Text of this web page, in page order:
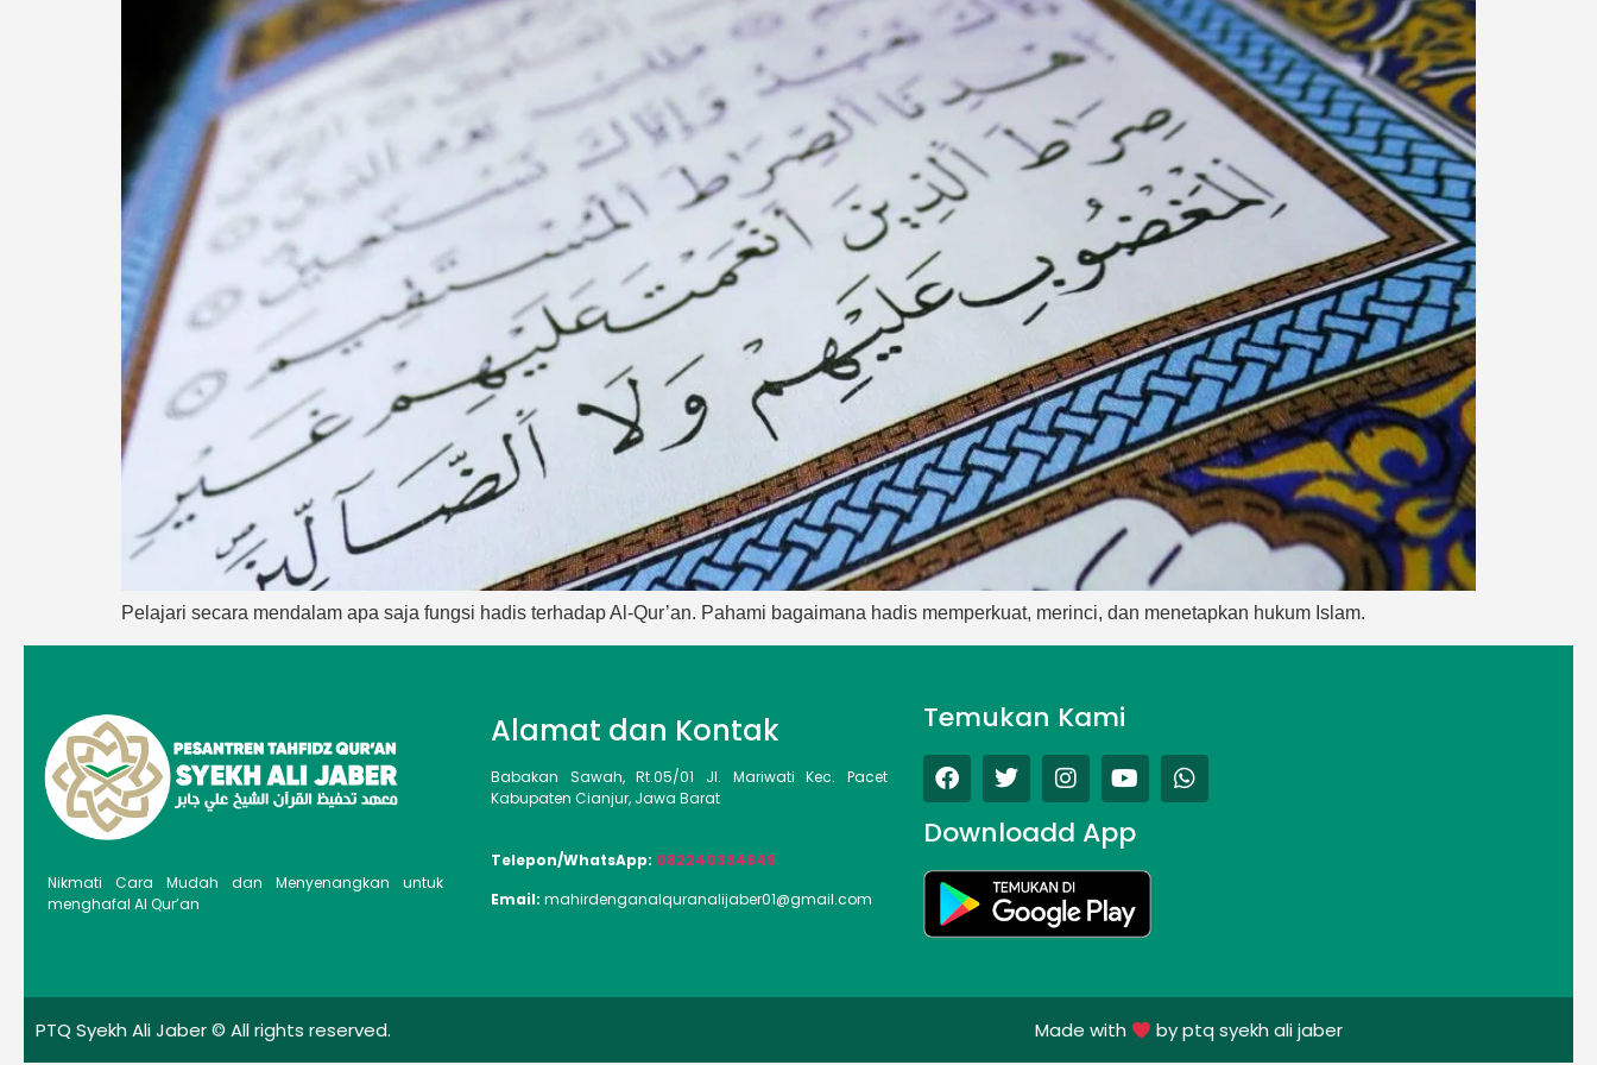
Pelajari secara mendalam apa saja fungsi hadis terhadap Al-Qur’an. Pahami bagaimana hadis memperkuat, merinci, dan menetapkan hukum Islam.
Nikmati Cara Mudah dan Menyenangkan untuk
menghafal Al Qur’an
Alamat dan Kontak
Babakan Sawah, Rt.05/01 Jl. Mariwati Kec. Pacet
Kabupaten Cianjur, Jawa Barat
Telepon/WhatsApp: 082240334849
Email:mahirdenganalquranalijaber01@gmail.com
Temukan Kami
Downloadd App
PTQ Syekh Ali Jaber © All rights reserved. Made with by ptq syekh ali jaber